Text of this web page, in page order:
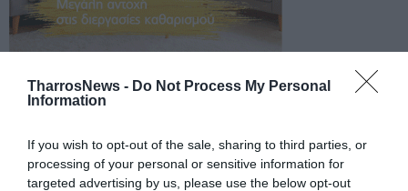
TharrosNews - Do Not Process My Personal
Information
If you wish to opt-out of the sale, sharing to third parties, or
processing of your personal or sensitive information for
targeted advertising by us, please use the below opt-out